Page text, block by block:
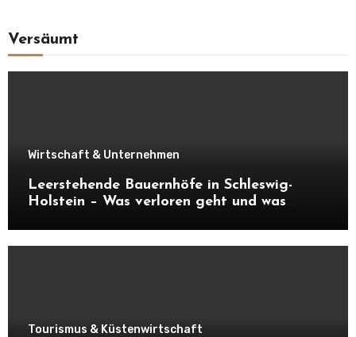
Versäumt
Wirtschaft & Unternehmen
Leerstehende Bauernhöfe in Schleswig-
Holstein – Was verloren geht und was
Tourismus & Küstenwirtschaft